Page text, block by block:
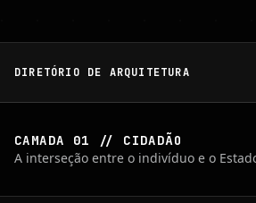
DIRETÓRIO DE ARQUITETURA
CAMADA 01 // CIDADÃO
A interseção entre o indivíduo e o